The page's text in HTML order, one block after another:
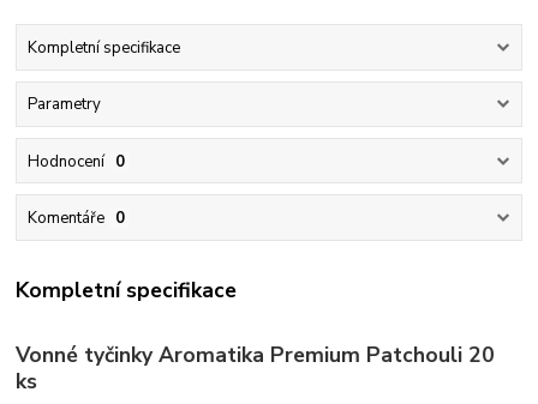
Kompletní specifikace
Parametry
Hodnocení 0
Komentáře 0
Kompletní specifikace
Vonné tyčinky Aromatika Premium Patchouli 20
ks